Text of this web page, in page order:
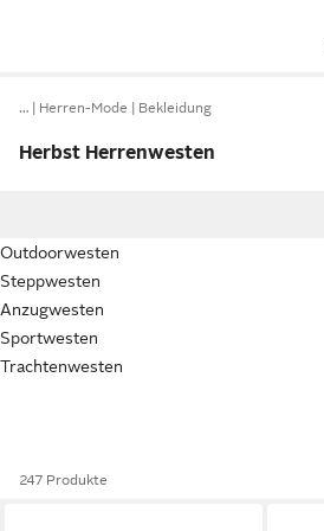
… Herren-Mode Bekleidung
Herbst Herrenwesten
Outdoorwesten
Steppwesten
Anzugwesten
Sportwesten
Trachtenwesten
247 Produkte